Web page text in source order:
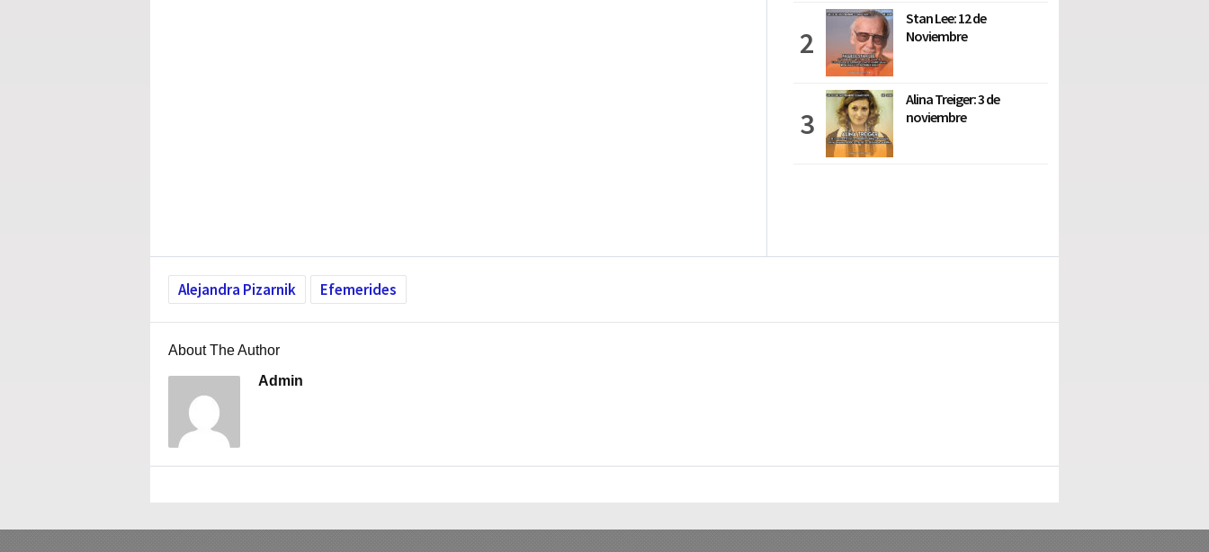
Stan Lee: 12 de
Noviembre
Alina Treiger: 3 de
noviembre
Alejandra Pizarnik Efemerides
About The Author
Admin